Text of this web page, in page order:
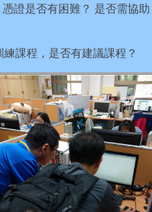
證是否有困難？ 是否需協助
課程，是否有建議課程？